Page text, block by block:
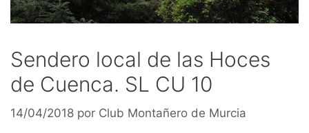
Sendero local de las Hoces
de Cuenca. SL CU 10
14/04/2018 por Club Montañero de Murcia